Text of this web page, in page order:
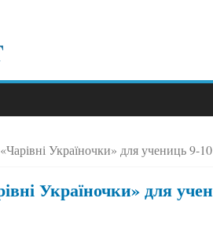
Україночки» для учениць 9-10
Україночки» для